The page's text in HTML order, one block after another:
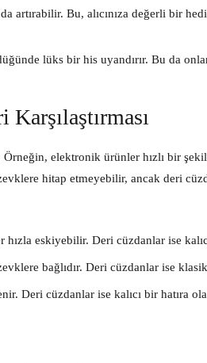
artırabilir. Bu, alıcınıza değerli bir
lüks bir his uyandırır. Bu da
Örneğin, elektronik ürünler hızlı bir
hitap etmeyebilir, ancak deri
eskiyebilir. Deri cüzdanlar ise
bağlıdır. Deri cüzdanlar ise klasik
Deri cüzdanlar ise kalıcı bir hatıra